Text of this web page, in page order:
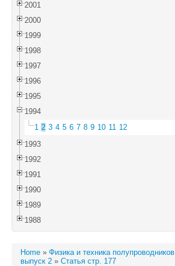
2001
2000
1999
1998
1997
1996
1995
1994
1 2 3 4 5 6 7 8 9 10 11 12
1993
1992
1991
1990
1989
1988
Home » Физика и техника полупроводников
выпуск 2 » Статья стр. 177